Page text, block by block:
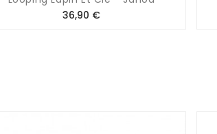
36,90 €Prix